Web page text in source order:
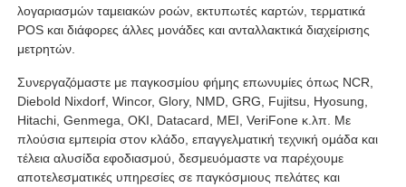
λογαριασμών ταμειακών ροών, εκτυπωτές καρτών, τερματικά
POS και διάφορες άλλες μονάδες και ανταλλακτικά διαχείρισης
μετρητών.
Συνεργαζόμαστε με παγκοσμίου φήμης επωνυμίες όπως NCR,
Diebold Nixdorf, Wincor, Glory, NMD, GRG, Fujitsu, Hyosung,
Hitachi, Genmega, OKI, Datacard, MEI, VeriFone κ.λπ. Με
πλούσια εμπειρία στον κλάδο, επαγγελματική τεχνική ομάδα και
τέλεια αλυσίδα εφοδιασμού, δεσμευόμαστε να παρέχουμε
αποτελεσματικές υπηρεσίες σε παγκόσμιους πελάτες και